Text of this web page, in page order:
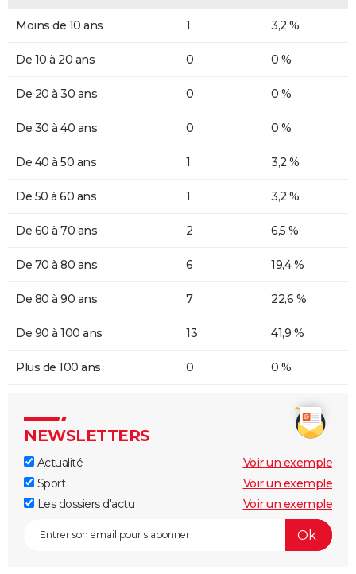
Moins de 10 ans 1 3,2 %
De 10 à 20 ans 0 0 %
De 20 à 30 ans 0 0 %
De 30 à 40 ans 0 0 %
De 40 à 50 ans 1 3,2 %
De 50 à 60 ans 1 3,2 %
De 60 à 70 ans 2 6,5 %
De 70 à 80 ans 6 19,4 %
De 80 à 90 ans 7 22,6 %
De 90 à 100 ans 13 41,9 %
Plus de 100 ans 0 0 %
NEWSLETTERS
Actualité
Voir un exemple
Sport
Voir un exemple
Les dossiers d'actu
Voir un exemple